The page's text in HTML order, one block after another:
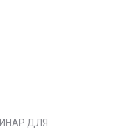
ДЛЯ